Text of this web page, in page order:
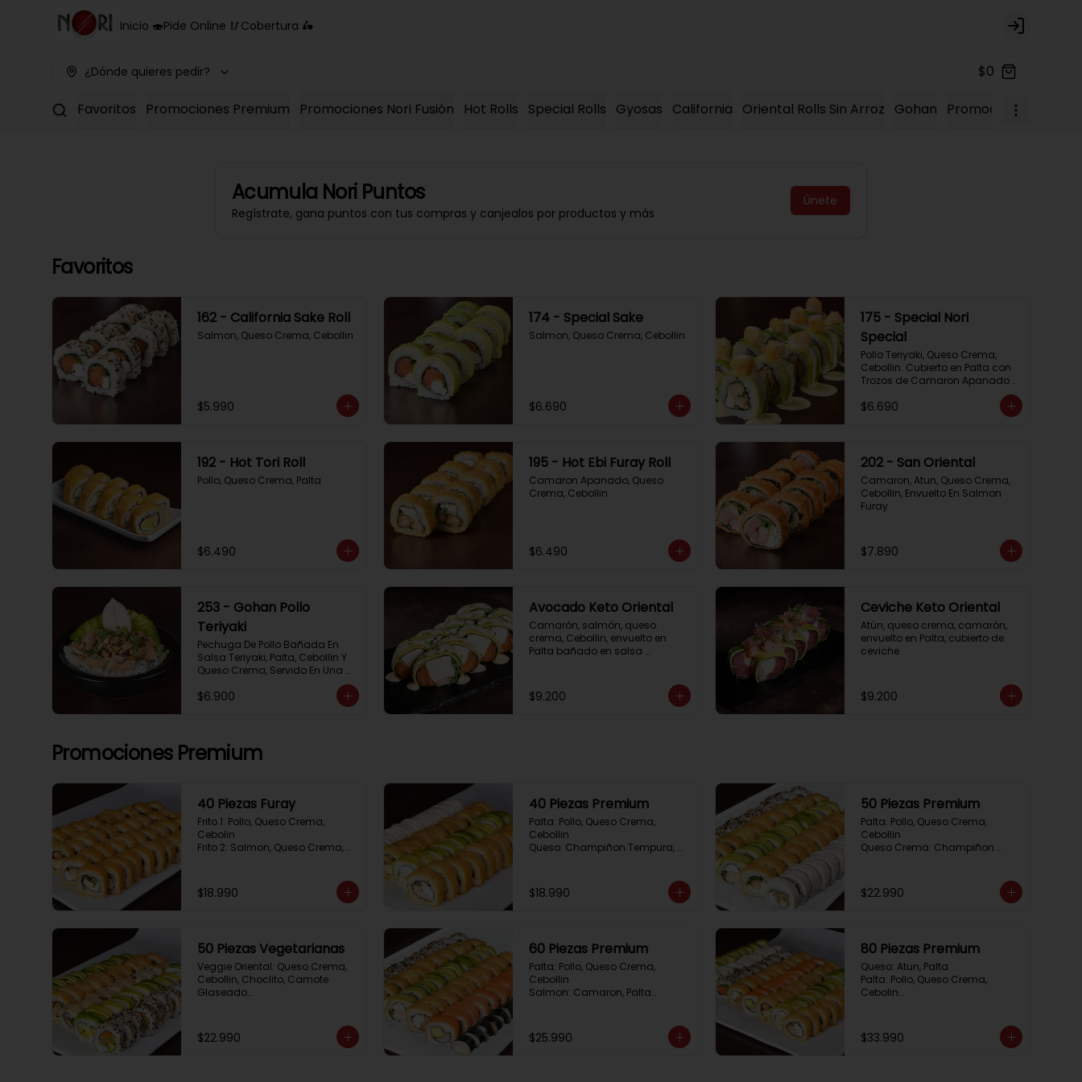
Inicio 🍣Pide Online 🥢 Cobertura 🛵 Login
¿Dónde quieres pedir? $0
Favoritos Promociones Premium Promociones Nori Fusión Hot Rolls Special Rolls Gyosas California Oriental Rolls Sin Arroz Gohan Promociones 2023
Acumula Nori Puntos
Regístrate, gana puntos con tus compras y canjealos por productos y más
Únete
Favoritos
162 - California Sake Roll
Salmon, Queso Crema, Cebollin
$5.990
174 - Special Sake
Salmon, Queso Crema, Cebollin
$6.690
175 - Special Nori
Special
Pollo Teriyaki, Queso Crema,
Cebollin. Cubierto en Palta con
Trozos de Camaron Apanado
$6.690
192 - Hot Tori Roll
Pollo, Queso Crema, Palta
$6.490
195 - Hot Ebi Furay Roll
Camaron Apanado, Queso
Crema, Cebollin
$6.490
202 - San Oriental
Camaron, Atun, Queso Crema,
Cebollin, Envuelto En Salmon
Furay
$7.890
253 - Gohan Pollo
Teriyaki
Pechuga De Pollo Bañada En
Salsa Teriyaki, Palta, Cebollin Y
Queso Crema, Servido En Una
$6.900
Avocado Keto Oriental
Camarón, salmón, queso
crema, Cebollin, envuelto en
Palta bañado en salsa
$9.200
Ceviche Keto Oriental
Atún, queso crema, camarón,
envuelto en Palta, cubierto de
ceviche.
$9.200
Promociones Premium
40 Piezas Furay
Frito 1: Pollo, Queso Crema,
Cebolin
Frito 2: Salmon, Queso Crema,
Cebollin
Frito 4: Kanikama, Queso Crema,
$18.990
40 Piezas Premium
Palta: Pollo, Queso Crema,
Cebollin
Queso: Champiñon Tempura,
Crema,Cebollin
Frito 2: Salmon,Queso Crema,
$18.990
50 Piezas Premium
Palta: Pollo, Queso Crema,
Cebollin
Queso Crema: Champiñon
Sesamo: Salmon, Cebollin
Frito 1: Camaron, Queso Crema,
$22.990
50 Piezas Vegetarianas
Veggie Oriental: Queso Crema,
Cebollin, Choclito, Camote
Glaseado
Apanada
Avocado Veggie:	Palmito,
$22.990
60 Piezas Premium
Palta: Pollo, Queso Crema,
Cebollin
Salmon: Camaron, Palta
Cebollin
Frito 2: Champiñon Tempura,
$25.990
80 Piezas Premium
Queso: Atun, Palta
Palta: Pollo, Queso Crema,
Cebolin
Palta: Camaron, Queso Crema
Frito 1: Champiñon Tempura,
$33.990